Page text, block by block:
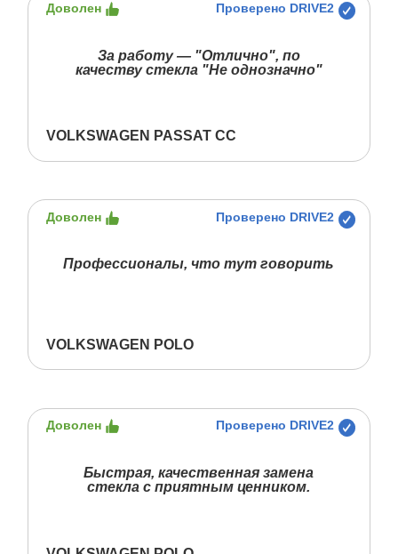
Доволен Проверено DRIVE2
За работу — "Отлично", по
качеству стекла "Не однозначно"
VOLKSWAGEN PASSAT CC
Доволен Проверено DRIVE2
Профессионалы, что тут говорить
VOLKSWAGEN POLO
Доволен Проверено DRIVE2
Быстрая, качественная замена
стекла с приятным ценником.